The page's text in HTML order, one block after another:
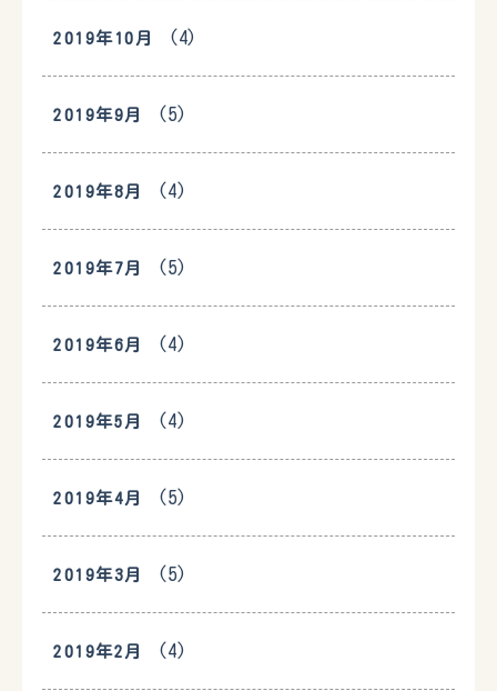
2019年10月 (4)
2019年9月 (5)
2019年8月 (4)
2019年7月 (5)
2019年6月 (4)
2019年5月 (4)
2019年4月 (5)
2019年3月 (5)
2019年2月 (4)